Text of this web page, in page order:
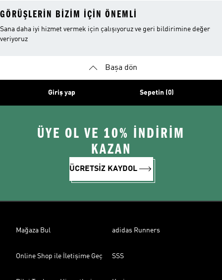
GÖRÜŞLERIN BIZIM IÇIN ÖNEMLI
Sana daha iyi hizmet vermek için çalışıyoruz ve geri bildirimine değer
veriyoruz
Başa dön
Giriş yap Sepetin (0)
ÜYE OL VE 10% İNDİRİM
KAZAN
ÜCRETSİZ KAYDOL
Mağaza Bul adidas Runners
Online Shop ile İletişime Geç SSS